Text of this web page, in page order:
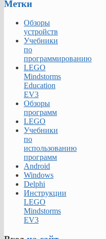
Метки
Обзоры
устройств
Учебники
по
программированию
LEGO
Mindstorms
Education
EV3
Обзоры
программ
LEGO
Учебники
по
использованию
программ
Android
Windows
Delphi
Инструкции
LEGO
Mindstorms
EV3